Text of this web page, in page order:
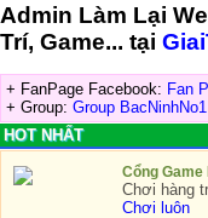
Admin Làm Lại
Trí, Game... tại
+ FanPage Facebook: Fan
+ Group: Group BacNinhNo1
HOT NHẤT
Cổng Game
Chơi hàng
Chơi luôn